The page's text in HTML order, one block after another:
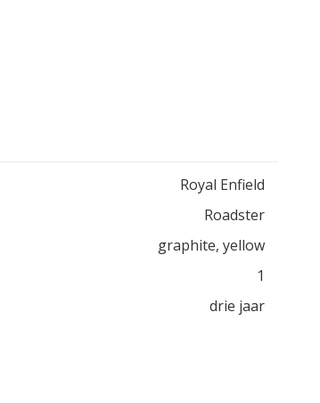
Royal Enfield
Roadster
graphite, yellow
1
drie jaar